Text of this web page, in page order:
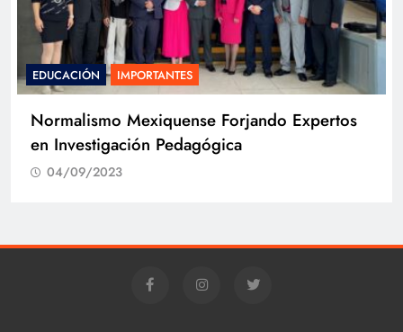
EDUCACIÓN IMPORTANTES
Normalismo Mexiquense Forjando Expertos
en Investigación Pedagógica
04/09/2023